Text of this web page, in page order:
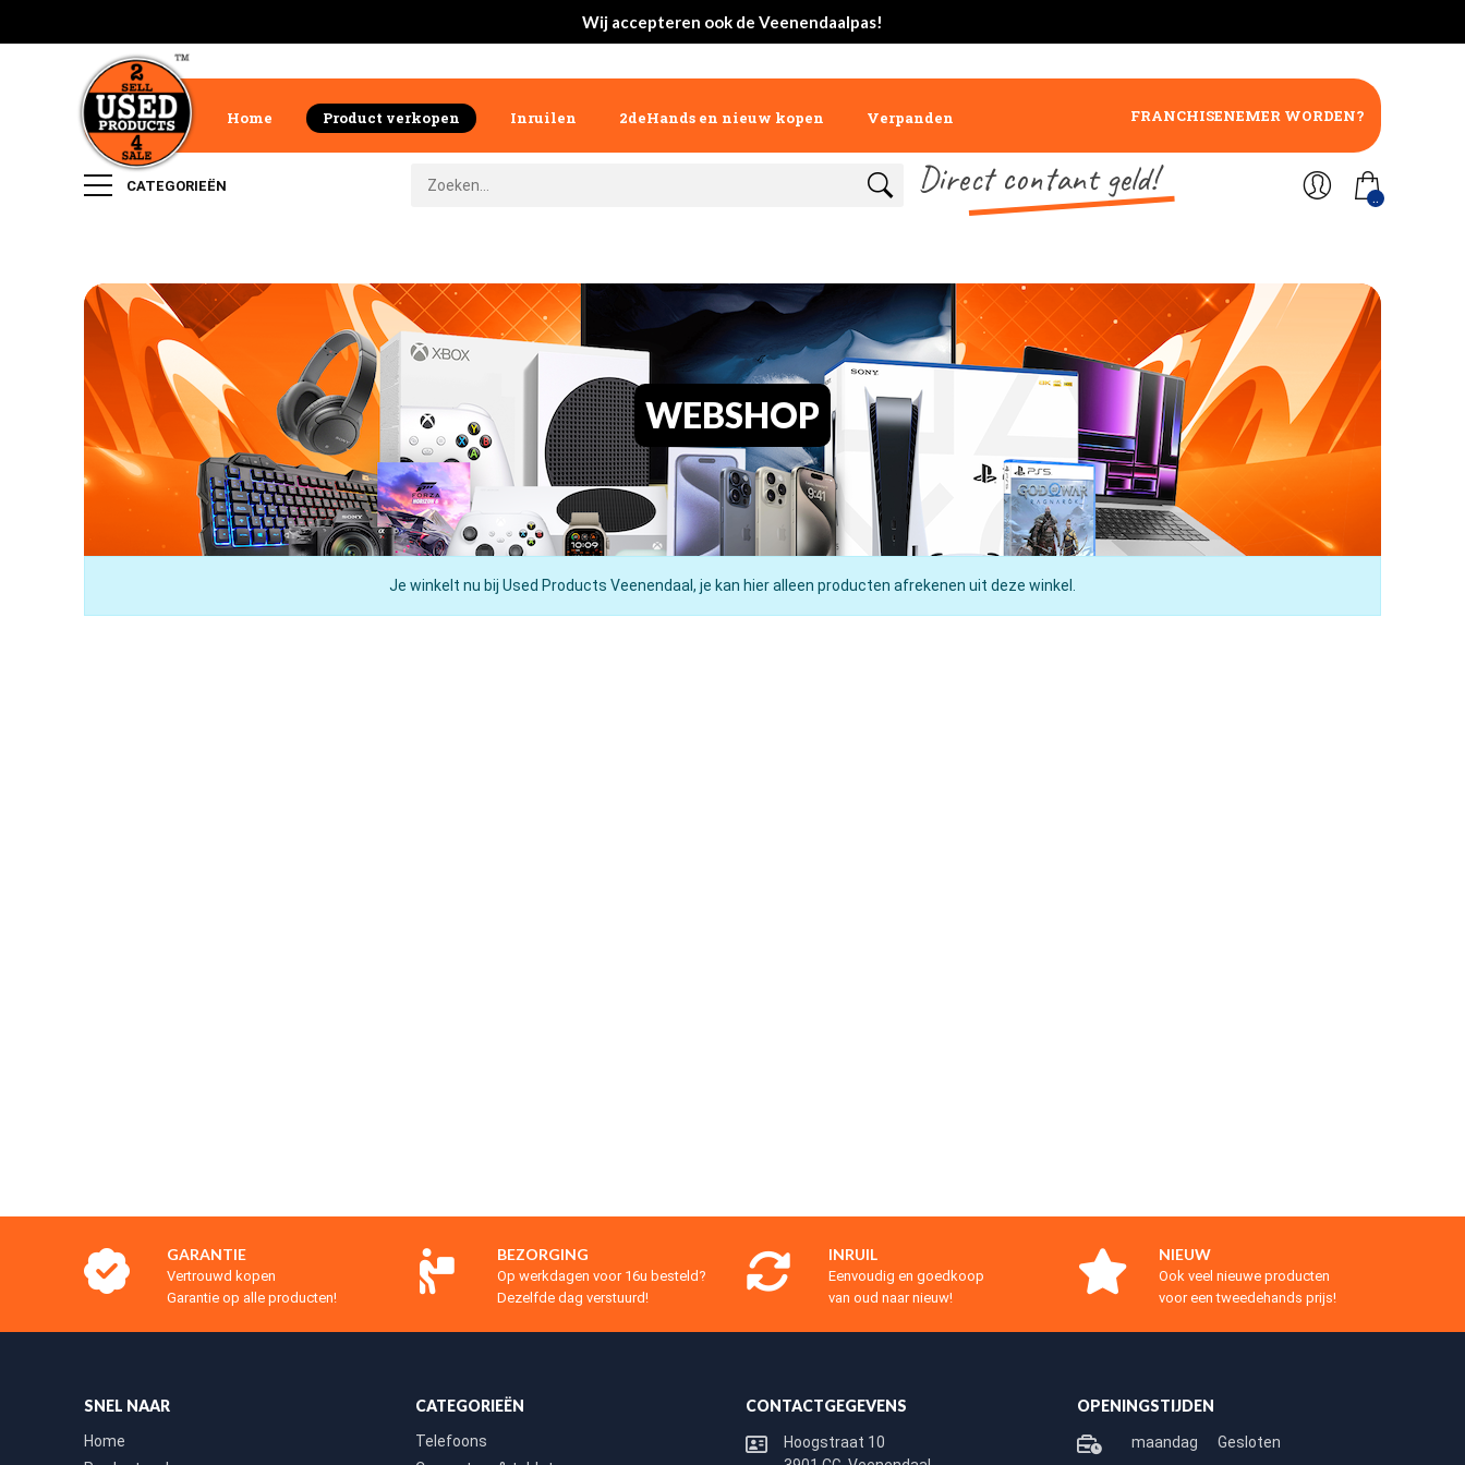
Wij accepteren ook de Veenendaalpas!
Home Product verkopen Inruilen 2deHands en nieuw kopen Verpanden FRANCHISENEMER WORDEN?
CATEGORIEËN Direct contant geld! ..
WEBSHOP
Je winkelt nu bij Used Products Veenendaal, je kan hier alleen producten afrekenen uit deze winkel.
GARANTIE
Vertrouwd kopen
Garantie op alle producten!
BEZORGING
Op werkdagen voor 16u besteld?
Dezelfde dag verstuurd!
INRUIL
Eenvoudig en goedkoop
van oud naar nieuw!
NIEUW
Ook veel nieuwe producten
voor een tweedehands prijs!
SNEL NAAR
Home
CATEGORIEËN
Telefoons
CONTACTGEGEVENS
Hoogstraat 10
OPENINGSTIJDEN
maandag Gesloten